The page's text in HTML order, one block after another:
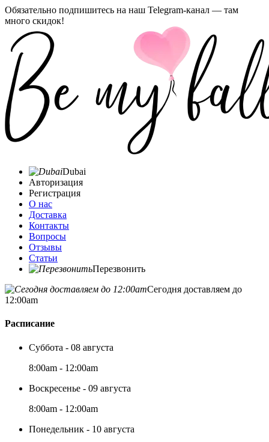
Обязательно подпишитесь на наш Telegram-канал — там
много скидок!
Dubai
Авторизация
Регистрация
О нас
Доставка
Контакты
Вопросы
Отзывы
Статьи
Перезвонить
Сегодня доставляем до
12:00am
Расписание
Суббота - 08 августа
8:00am - 12:00am
Воскресенье - 09 августа
8:00am - 12:00am
Понедельник - 10 августа